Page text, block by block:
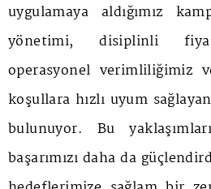
uygulamaya aldığımız
yönetimi, disiplinli
operasyonel verimliliğimiz
koşullara hızlı uyum
bulunuyor. Bu
başarımızı daha da